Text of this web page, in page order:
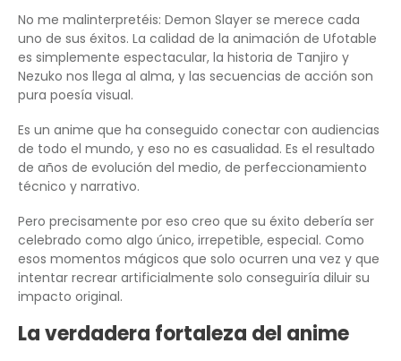
No me malinterpretéis: Demon Slayer se merece cada
uno de sus éxitos. La calidad de la animación de Ufotable
es simplemente espectacular, la historia de Tanjiro y
Nezuko nos llega al alma, y las secuencias de acción son
pura poesía visual.
Es un anime que ha conseguido conectar con audiencias
de todo el mundo, y eso no es casualidad. Es el resultado
de años de evolución del medio, de perfeccionamiento
técnico y narrativo.
Pero precisamente por eso creo que su éxito debería ser
celebrado como algo único, irrepetible, especial. Como
esos momentos mágicos que solo ocurren una vez y que
intentar recrear artificialmente solo conseguiría diluir su
impacto original.
La verdadera fortaleza del anime